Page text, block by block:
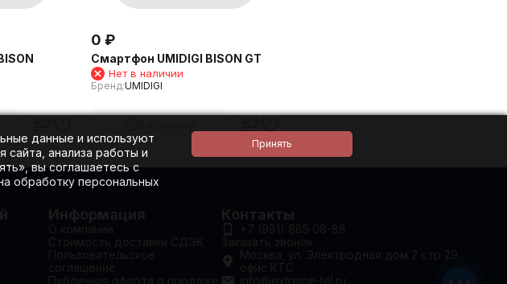
0 ₽
Смартфон UMIDIGI BISON GT
Нет в наличии
Бренд:UMIDIGI
данные и используют
сайта, анализа работы и
вы соглашаетесь с
обработку персональных